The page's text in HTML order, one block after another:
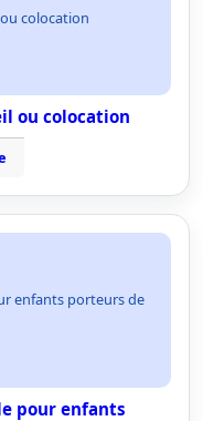
colocation
ou colocation
enfants porteurs de
pour enfants